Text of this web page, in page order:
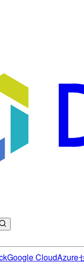
Google CloudAzure